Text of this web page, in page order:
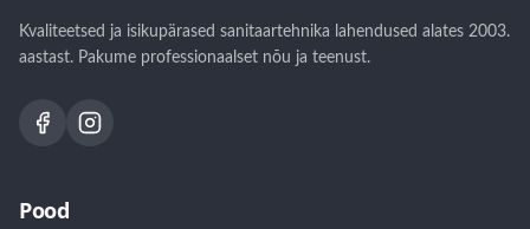
Kvaliteetsed ja isikupärased sanitaartehnika lahendused alates 2003.
aastast. Pakume professionaalset nõu ja teenust.
Pood